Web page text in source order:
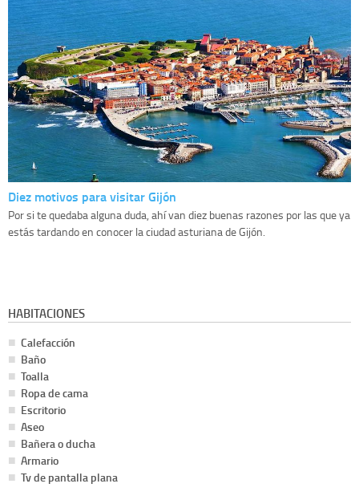
Diez motivos para visitar Gijón
Por si te quedaba alguna duda, ahí van diez buenas razones por las que ya
estás tardando en conocer la ciudad asturiana de Gijón.
HABITACIONES
Calefacción
Baño
Toalla
Ropa de cama
Escritorio
Aseo
Bañera o ducha
Armario
Tv de pantalla plana